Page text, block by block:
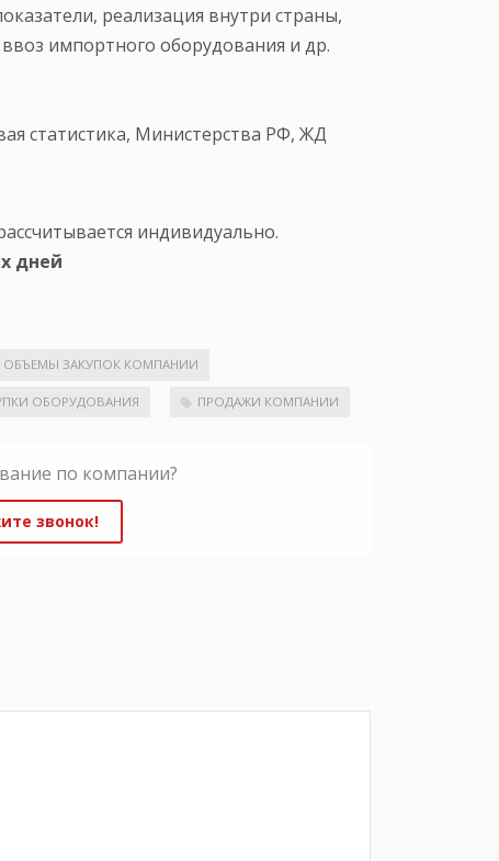
реализация внутри страны,
импортного оборудования и др.
статистика, Министерства РФ, ЖД
индивидуально.
дней
ОБЪЕМЫ ЗАКУПОК КОМПАНИИ
ОБОРУДОВАНИЯ ПРОДАЖИ КОМПАНИИ
по компании?
звонок!